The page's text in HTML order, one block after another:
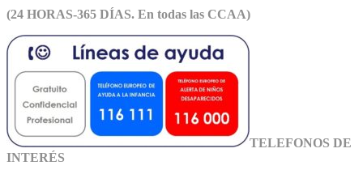
(24 HORAS-365 DÍAS. En todas las CCAA)
TELEFONOS DE
INTERÉS